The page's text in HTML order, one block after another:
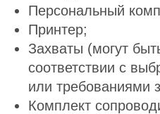
Персональный
Принтер;
Захваты (могут
соответствии с
или требованиями
Комплект